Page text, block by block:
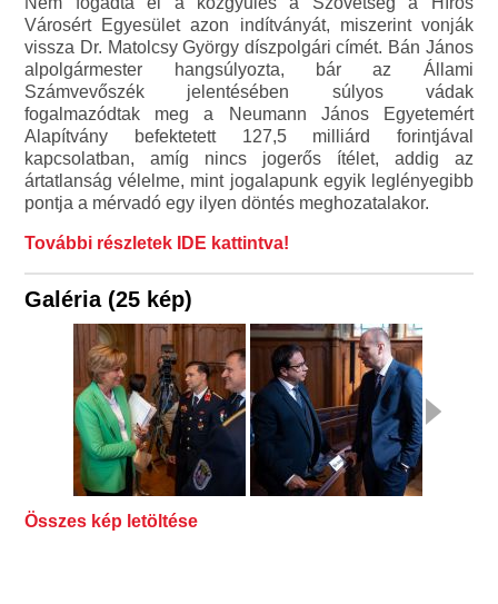
Városért Egyesület azon indítványát, miszerint vonják
vissza Dr. Matolcsy György díszpolgári címét. Bán János
alpolgármester hangsúlyozta, bár az Állami
Számvevőszék jelentésében súlyos vádak
fogalmazódtak meg a Neumann János Egyetemért
Alapítvány befektetett 127,5 milliárd forintjával
kapcsolatban, amíg nincs jogerős ítélet, addig az
ártatlanság vélelme, mint jogalapunk egyik leglényegibb
pontja a mérvadó egy ilyen döntés meghozatalakor.
További részletek IDE kattintva!
Galéria (25 kép)
Összes kép letöltése